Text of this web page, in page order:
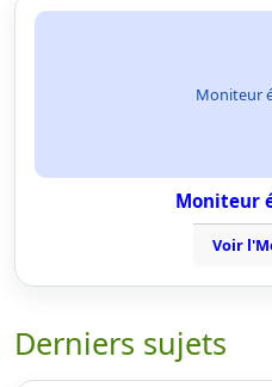
Moniteur
Moniteur
Voir
Derniers sujets